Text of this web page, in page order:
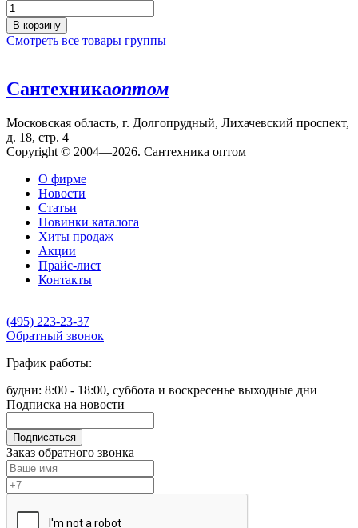
В корзину
Смотреть все товары группы
Сантехникаоптом
Московская область, г. Долгопрудный, Лихачевский проспект,
д. 18, стр. 4
Copyright © 2004—2026. Сантехника оптом
О фирме
Новости
Статьи
Новинки каталога
Хиты продаж
Акции
Прайс-лист
Контакты
(495) 223-23-37
Обратный звонок
График работы:
будни: 8:00 - 18:00, суббота и воскресенье выходные дни
Подписка на новости
Подписаться
Заказ обратного звонка